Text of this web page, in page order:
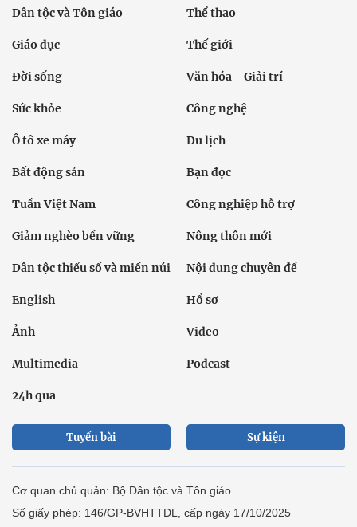
Dân tộc và Tôn giáo Thể thao
Giáo dục Thế giới
Đời sống Văn hóa - Giải trí
Sức khỏe Công nghệ
Ô tô xe máy Du lịch
Bất động sản Bạn đọc
Tuần Việt Nam Công nghiệp hỗ trợ
Giảm nghèo bền vững Nông thôn mới
Dân tộc thiểu số và miền núi Nội dung chuyên đề
English Hồ sơ
Ảnh Video
Multimedia Podcast
24h qua
Tuyến bài Sự kiện
Cơ quan chủ quản: Bộ Dân tộc và Tôn giáo
Số giấy phép: 146/GP-BVHTTDL, cấp ngày 17/10/2025